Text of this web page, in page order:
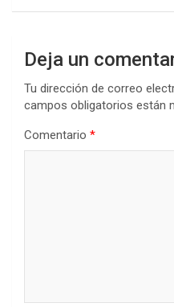
Deja un
Tu dirección de correo
campos obligatorios están
Comentario *